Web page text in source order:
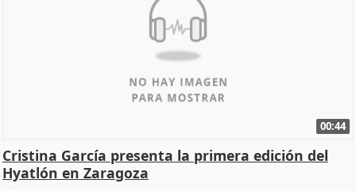
00:44
Cristina García presenta la primera edición del
Hyatlón en Zaragoza